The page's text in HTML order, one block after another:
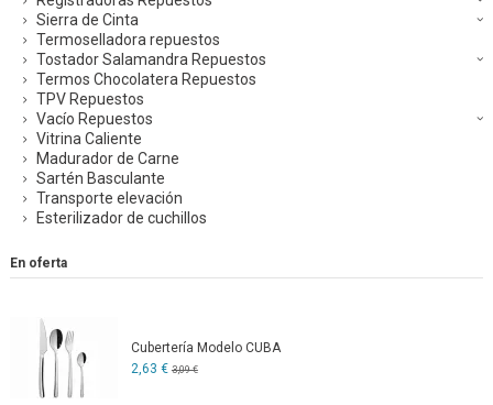
Sierra de Cinta
Termoselladora repuestos
Tostador Salamandra Repuestos
Termos Chocolatera Repuestos
TPV Repuestos
Vacío Repuestos
Vitrina Caliente
Madurador de Carne
Sartén Basculante
Transporte elevación
Esterilizador de cuchillos
En oferta
Cubertería Modelo CUBA
2,63 € 3,09 €